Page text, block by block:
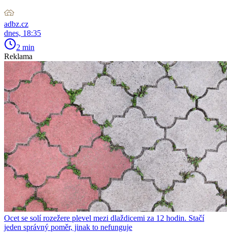
adbz.cz
dnes, 18:35
2 min
Reklama
Ocet se solí rozežere plevel mezi dlaždicemi za 12 hodin. Stačí
jeden správný poměr, jinak to nefunguje